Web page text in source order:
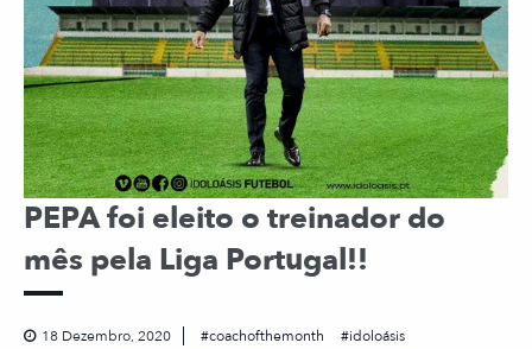
PEPA foi eleito o treinador do
mês pela Liga Portugal!!
18 Dezembro, 2020 coachofthemonth
idoloásis